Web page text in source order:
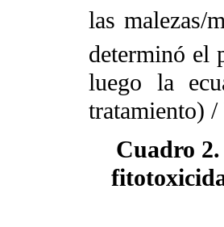
las malezas/
determinó el
luego la
tratamiento) /
Cuadro